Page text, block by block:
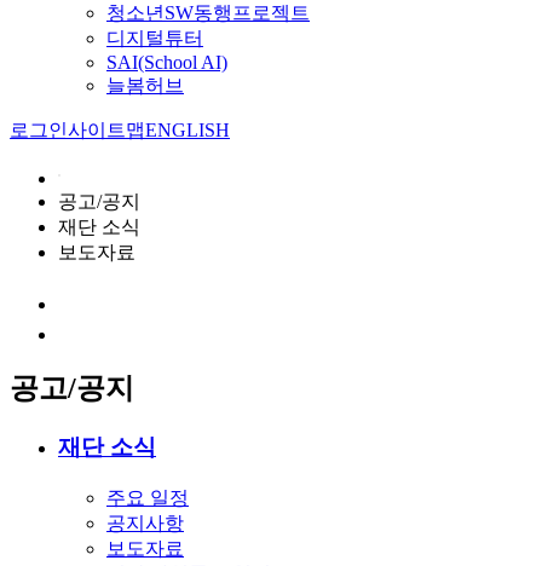
청소년SW동행프로젝트
디지털튜터
SAI(School AI)
늘봄허브
로그인사이트맵ENGLISH
공고/공지
재단 소식
보도자료
공고/공지
재단 소식
주요 일정
공지사항
보도자료